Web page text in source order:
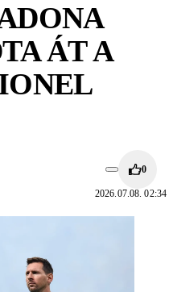
ÁT A
0
2026.07.08. 02:34